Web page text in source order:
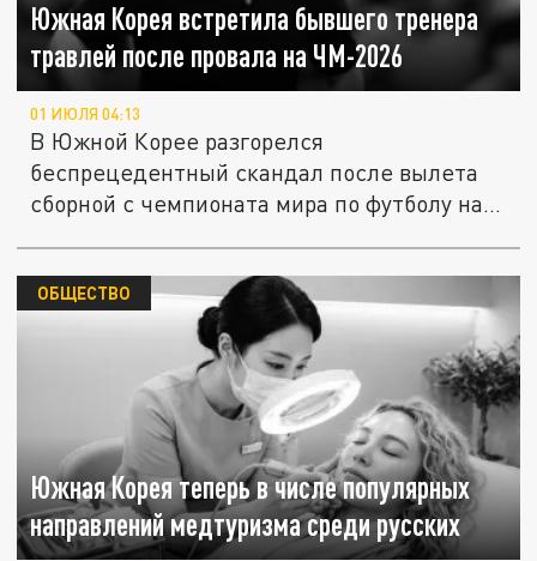
Южная Корея встретила бывшего тренера
травлей после провала на ЧМ-2026
01 ИЮЛЯ 04:13
В Южной Корее разгорелся
беспрецедентный скандал после вылета
сборной с чемпионата мира по футболу на
Южная Корея теперь в числе популярных
направлений медтуризма среди русских
ОБЩЕСТВО